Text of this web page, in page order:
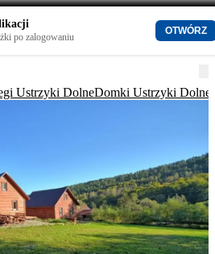
po zalogowaniu
OTWÓRZ
Ustrzyki DolneDomki Ustrzyki Dolne